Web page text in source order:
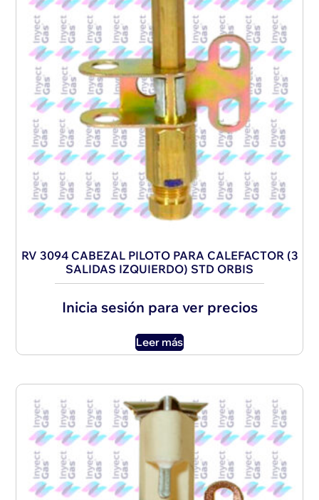
RV 3094 CABEZAL PILOTO PARA CALEFACTOR (3
SALIDAS IZQUIERDO) STD ORBIS
Inicia sesión para ver precios
Leer más